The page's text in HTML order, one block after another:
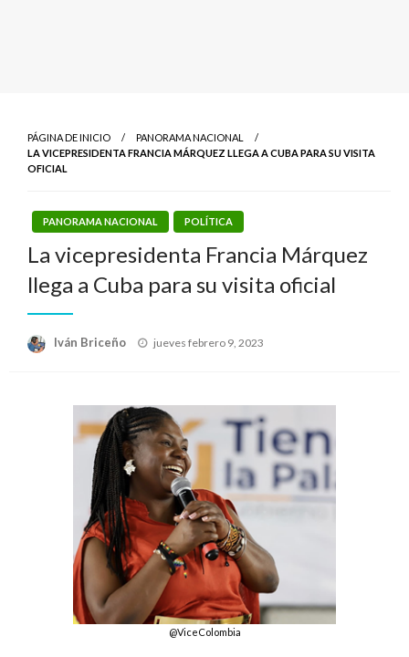
PÁGINA DE INICIO
PANORAMA NACIONAL
LA VICEPRESIDENTA FRANCIA MÁRQUEZ LLEGA A CUBA PARA SU VISITA
OFICIAL
PANORAMA NACIONAL POLÍTICA
La vicepresidenta Francia Márquez
llega a Cuba para su visita oficial
Iván Briceño
Publicado
jueves febrero 9, 2023
@ViceColombia